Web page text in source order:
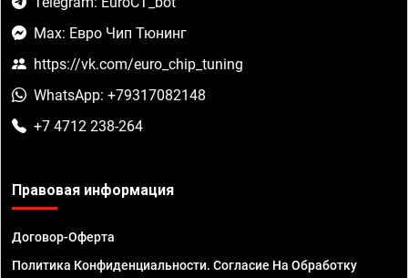
Max: Евро Чип Тюнинг
https://vk.com/euro_chip_tuning
WhatsApp: +79317082148
+7 4712 238-264
Правовая информация
Договор-Оферта
Политика Конфиденциальности. Согласие На Обработку